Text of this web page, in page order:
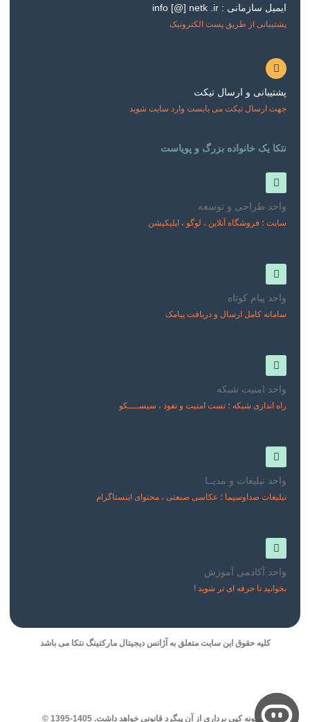
ایمیل سازمانی : info [@] netk .ir
پشتیبانی از طریق پست الکترونیک
پشتیبانی و ارسال تیکت
جهت ارسال تیکت می بایست وارد سایت شوید
نتکا یک خانواده بزرگ و پویاست
واحد طراحی و توسعه
سایت ؛ فروشگاه آنلاین ، لوگو ، اپلیکیشن
واحد پیام کوتاه
سامانه کامل ارسال و دریافت پیامک
واحد امنیت شبکه
راه اندازی شبکه ؛ تست امنیت و نفوذ ، سیســــکو
واحد تبلیغات و مدیــا
تبلیغات صداوسیما ؛ عکاسی صنعتی ، محتوای اینستاگرام
واحد آکادمی آموزش
بخوانید تا حرفه ای تر شوید !
کلیه حقوق این سایت متعلق به آژانس دیجیتال مارکتینگ نتکا می باشد
هرگونه کپی برداری از آن پیگرد قانونی خواهد داشت. 1405-1395 ©